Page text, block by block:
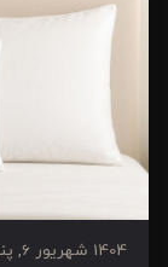
1404 شهریور 6, پنجشنبه